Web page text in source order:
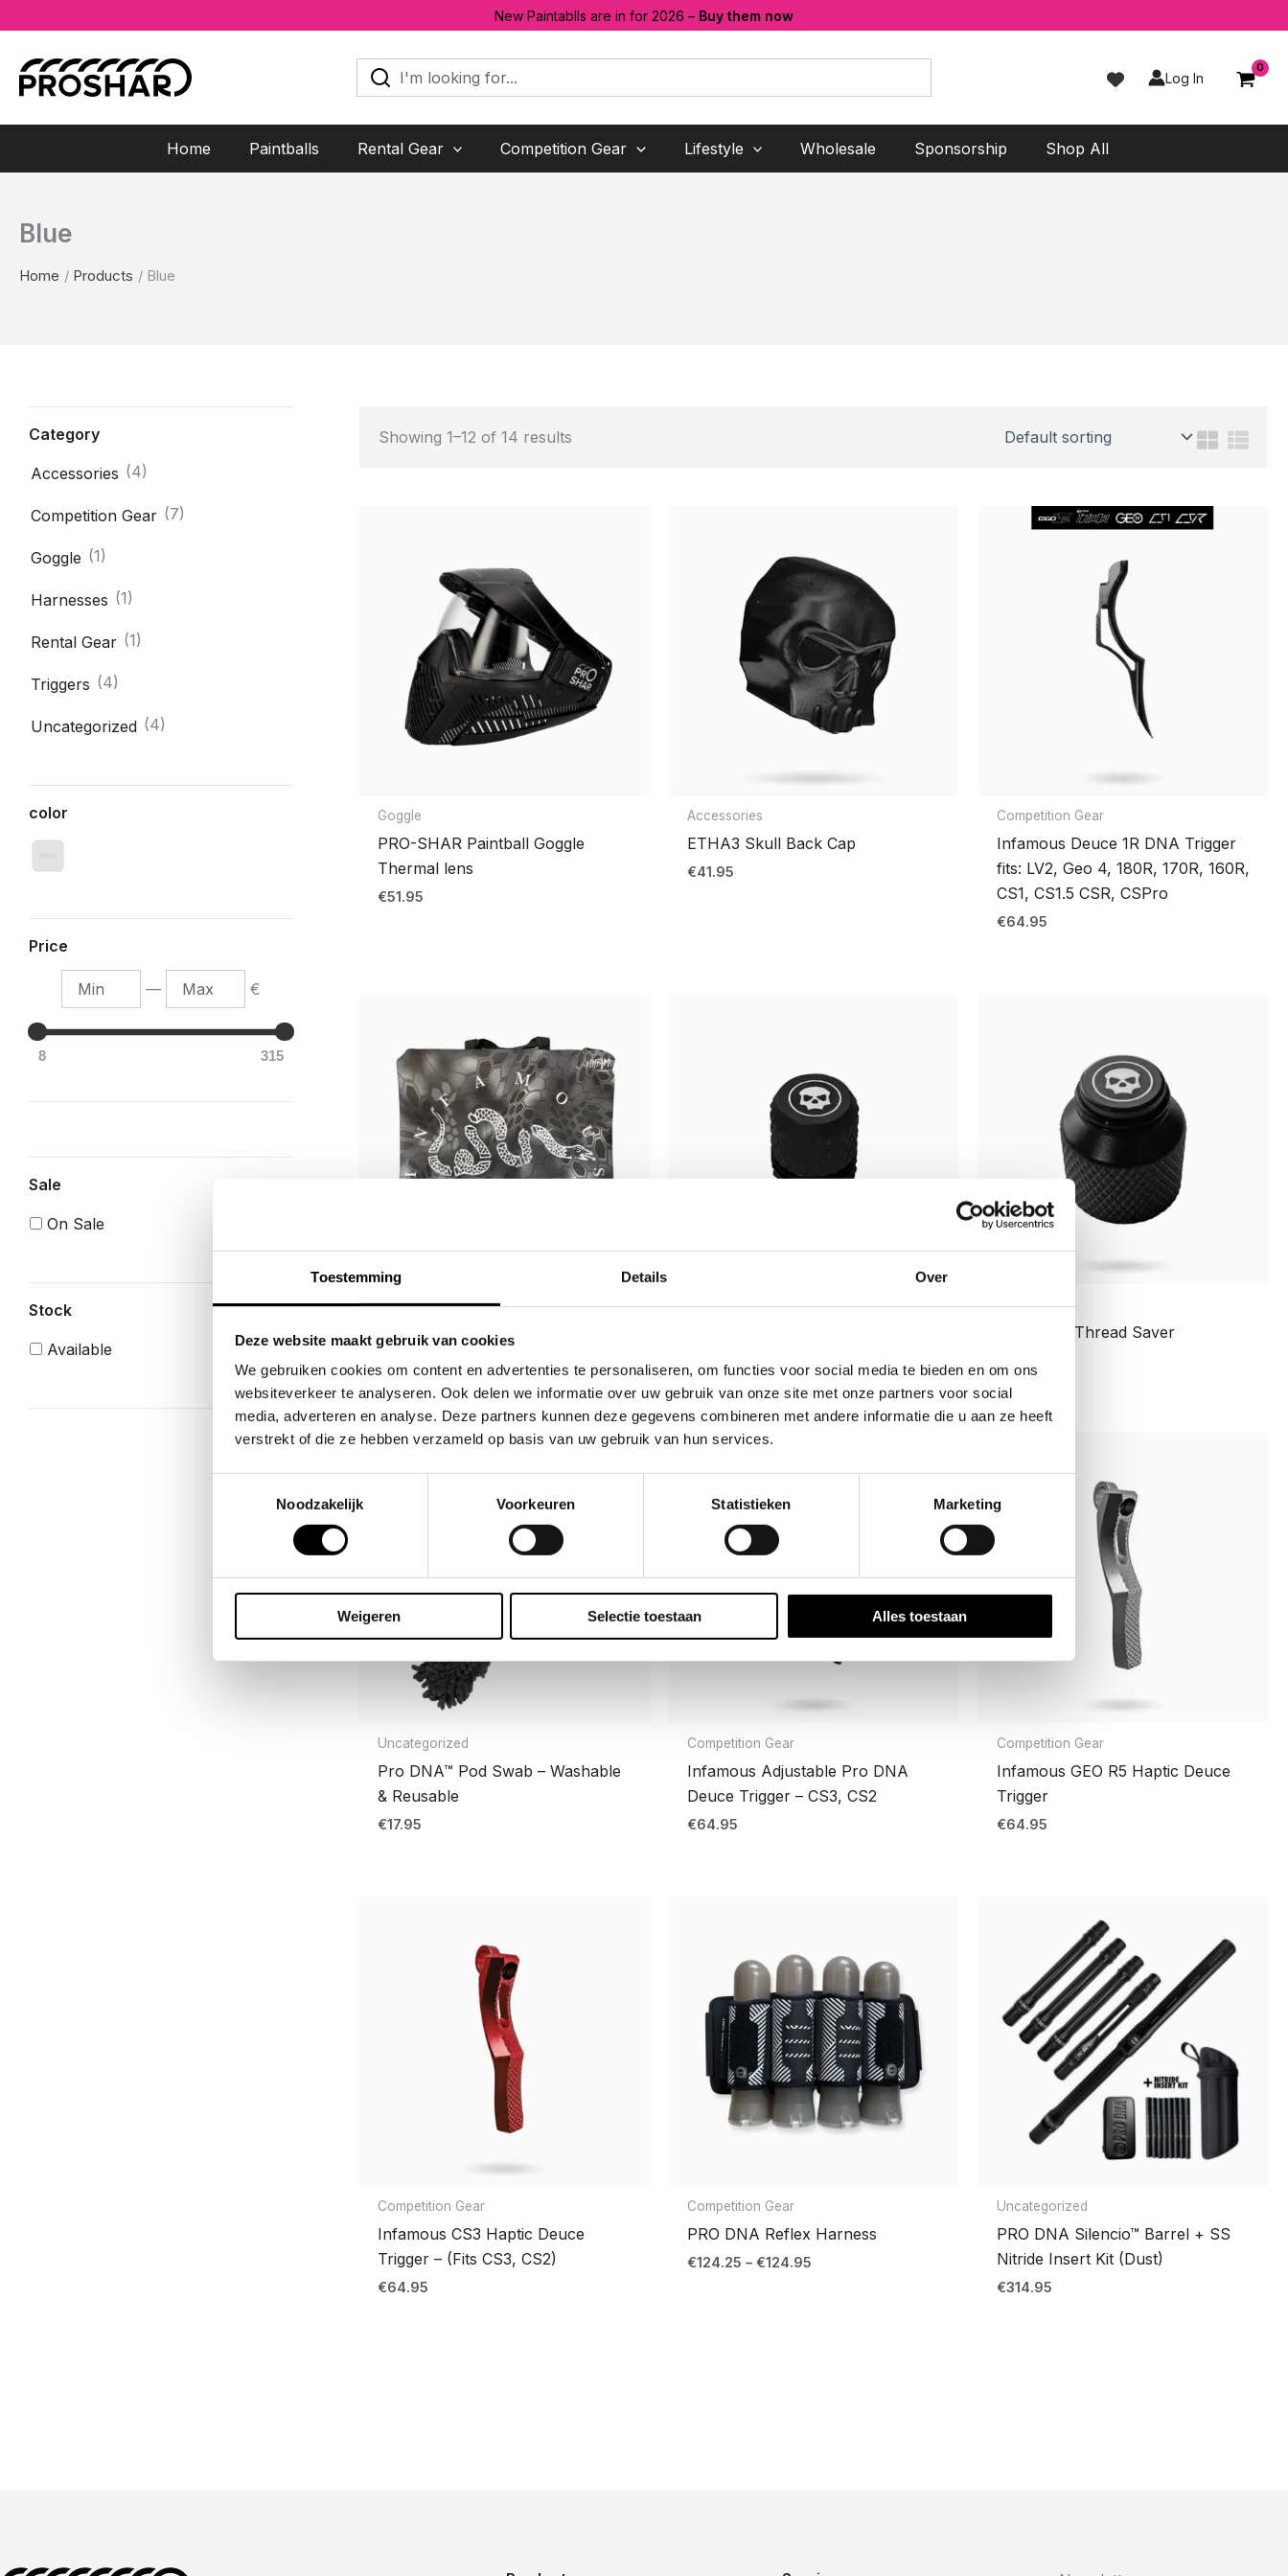
Toestemming Details Over
Deze website maakt gebruik van cookies
We gebruiken cookies om content en advertenties te personaliseren, om functies voor social media te bieden en om ons
websiteverkeer te analyseren. Ook delen we informatie over uw gebruik van onze site met onze partners voor social
media, adverteren en analyse. Deze partners kunnen deze gegevens combineren met andere informatie die u aan ze heeft
verstrekt of die ze hebben verzameld op basis van uw gebruik van hun services.
Noodzakelijk
Voorkeuren Statistieken Marketing
Weigeren Selectie toestaan Alles toestaan
New Paintablls are in for 2026 – Buy them now
content
I'm
looking
Log In
Home Paintballs Rental Gear Competition Gear Lifestyle Wholesale Sponsorship Shop All
Blue
Home Products Blue
Category
Accessories (4)
Competition Gear (7)
Goggle (1)
Harnesses (1)
Rental Gear (1)
Triggers (4)
Uncategorized (4)
color
Price
— €
8 315
Sale
On Sale
Stock
Available
Showing 1–12 of 14 results
Goggle
PRO-SHAR Paintball Goggle
Thermal lens
€51.95
Accessories
ETHA3 Skull Back Cap
€41.95
Competition Gear
Infamous Deuce 1R DNA Trigger
fits: LV2, Geo 4, 180R, 170R, 160R,
CS1, CS1.5 CSR, CSPro
€64.95
Accessories
Infamous Marker Sleeve
Accessories
8.95
Accessories
PRO DNA Thread Saver
Uncategorized
Pro DNA™ Pod Swab – Washable
& Reusable
€17.95
Competition Gear
Infamous Adjustable Pro DNA
Deuce Trigger – CS3, CS2
€64.95
Competition Gear
Infamous GEO R5 Haptic Deuce
Trigger
€64.95
Competition Gear
Infamous CS3 Haptic Deuce
Trigger – (Fits CS3, CS2)
€64.95
Competition Gear
PRO DNA Reflex Harness
€124.25 – €124.95Price
Uncategorized
PRO DNA Silencio™ Barrel + SS
Nitride Insert Kit (Dust)
€314.95